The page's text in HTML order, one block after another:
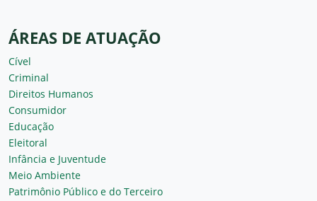
ÁREAS DE ATUAÇÃO
Cível
Criminal
Direitos Humanos
Consumidor
Educação
Eleitoral
Infância e Juventude
Meio Ambiente
Patrimônio Público e do Terceiro